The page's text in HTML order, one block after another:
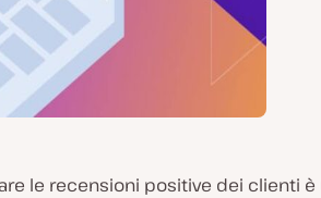
le recensioni positive dei clienti